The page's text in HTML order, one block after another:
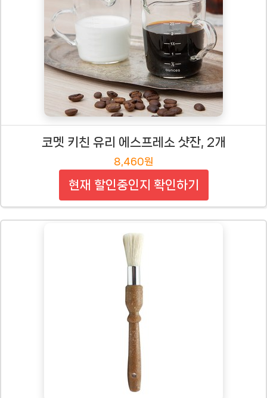
코멧 키친 유리 에스프레소 샷잔, 2개
8,460원
현재 할인중인지 확인하기